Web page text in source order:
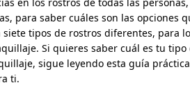
para saber cuáles son las opciones
tipos de rostros diferentes, para
Si quieres saber cuál es tu
sigue leyendo esta guía
ti.